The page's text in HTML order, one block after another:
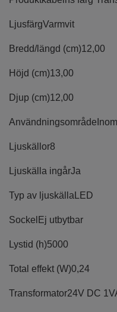
LjusfärgVarmvit
Bredd/längd (cm)12,00
Höjd (cm)13,00
Djup (cm)12,00
Användningsområde
Ljuskällor8
Ljuskälla ingårJa
Typ av ljuskälla LED
Sockel Ej utbytbar
Lystid (h)5000
Total effekt (W)0,24
Transformator24V DC